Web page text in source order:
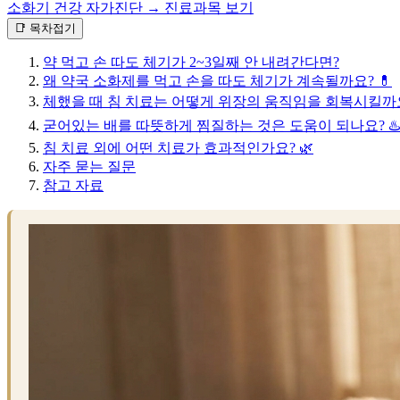
소화기 건강 자가진단 → 진료과목 보기
📑 목차접기
약 먹고 손 따도 체기가 2~3일째 안 내려간다면?
왜 약국 소화제를 먹고 손을 따도 체기가 계속될까요? 💊
체했을 때 침 치료는 어떻게 위장의 움직임을 회복시킬까
굳어있는 배를 따뜻하게 찜질하는 것은 도움이 되나요? ♨️
침 치료 외에 어떤 치료가 효과적인가요? 🌿
자주 묻는 질문
참고 자료